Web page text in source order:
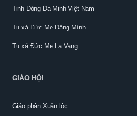
Tỉnh Dòng Đa Minh Việt Nam
Tu xá Đức Mẹ Dâng Mình
Tu xá Đức Mẹ La Vang
GIÁO HỘI
Giáo phận Xuân lộc